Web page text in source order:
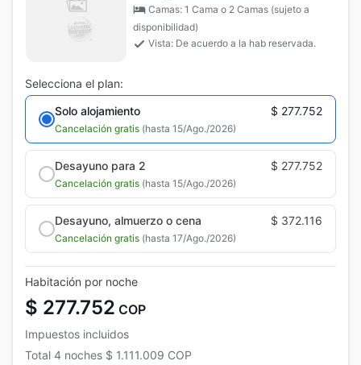
Camas: 1 Cama o 2 Camas (sujeto a
disponibilidad)
Vista: De acuerdo a la hab reservada.
Selecciona el plan:
Solo alojamiento
$ 277.752
Cancelación gratis (hasta 15/Ago./2026)
Desayuno para 2 $ 277.752
Cancelación gratis (hasta 15/Ago./2026)
Desayuno, almuerzo o cena $ 372.116
Cancelación gratis (hasta 17/Ago./2026)
Habitación por noche
$ 277.752 COP
Impuestos incluidos
Total 4 noches $ 1.111.009 COP